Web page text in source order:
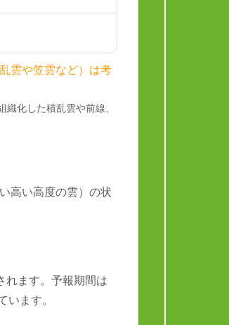
雲や笠雲など）は考
化した積乱雲や前線、
高い高度の雲）の状
れます。予報期間は
います。